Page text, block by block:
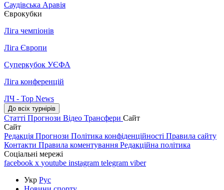
Саудівська Аравія
Єврокубки
Ліга чемпіонів
Ліга Європи
Суперкубок УЄФА
Ліга конференцій
ЛЧ - Top News
До всіх турнірів
Статті Прогнози Відео Трансфери Сайт
Сайт
Редакція Прогнози Політика конфіденційності Правила сайту
Контакти Правила коментування Редакційна політика
Соціальні мережі
facebook x youtube instagram telegram viber
Укр Рус